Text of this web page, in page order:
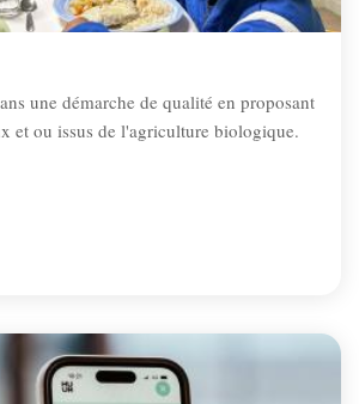
une démarche de qualité en proposant
et ou issus de l'agriculture biologique.